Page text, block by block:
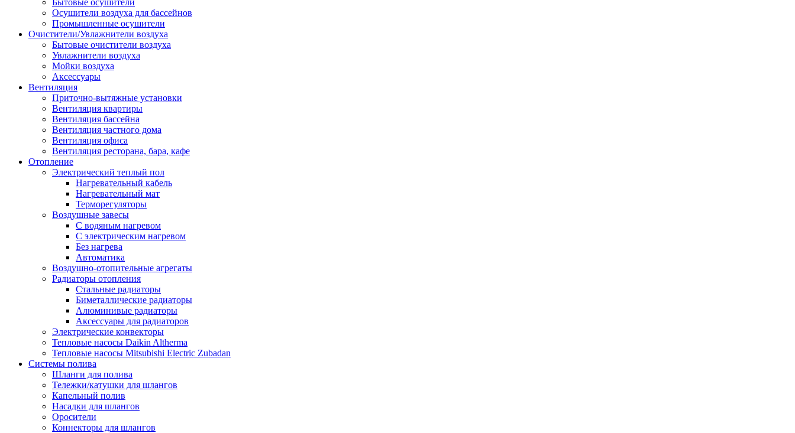
Осушители воздуха для бассейнов
Промышленные осушители
Очистители/Увлажнители воздуха
Бытовые очистители воздуха
Увлажнители воздуха
Мойки воздуха
Аксессуары
Вентиляция
Приточно-вытяжные установки
Вентиляция квартиры
Вентиляция бассейна
Вентиляция частного дома
Вентиляция офиса
Вентиляция ресторана, бара, кафе
Отопление
Электрический теплый пол
Нагревательный кабель
Нагревательный мат
Терморегуляторы
Воздушные завесы
С водяным нагревом
С электрическим нагревом
Без нагрева
Автоматика
Воздушно-отопительные агрегаты
Радиаторы отопления
Стальные радиаторы
Биметаллические радиаторы
Алюминивые радиаторы
Аксессуары для радиаторов
Электрические конвекторы
Тепловые насосы Daikin Altherma
Тепловые насосы Mitsubishi Electric Zubadan
Системы полива
Шланги для полива
Тележки/катушки для шлангов
Капельный полив
Насадки для шлангов
Оросители
Коннекторы для шлангов